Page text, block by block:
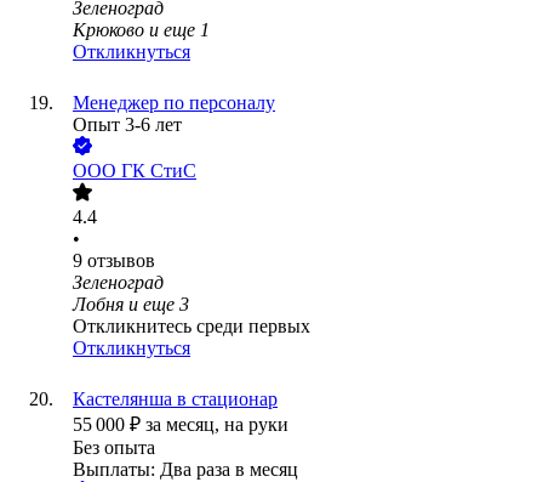
Зеленоград
Крюково и еще 1
Откликнуться
Менеджер по персоналу
Опыт 3-6 лет
ООО ГК СтиС
4.4
•
9 отзывов
Зеленоград
Лобня и еще 3
Откликнитесь среди первых
Откликнуться
Кастелянша в стационар
55 000 ₽ за месяц, на руки
Без опыта
Выплаты: Два раза в месяц